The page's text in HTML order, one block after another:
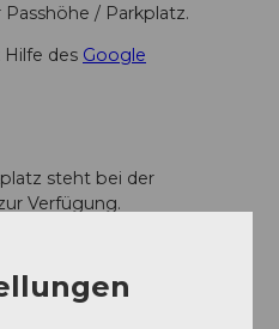
/ Parkplatz.
des Google
steht bei der
Verfügung.
erreichen Sie Sörenberg